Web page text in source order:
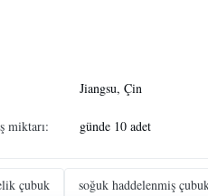
Jiangsu, Çin
miktarı: günde 10 adet
çubuk soğuk haddelenmiş